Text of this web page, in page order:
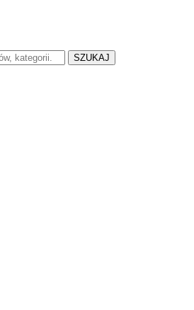
SZUKAJ